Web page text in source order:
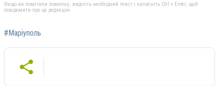
Якщо ви помітили помилку, виділіть необхідний текст і натисніть Ctrl + Enter, щоб
повідомити про це редакцію
#Маріуполь